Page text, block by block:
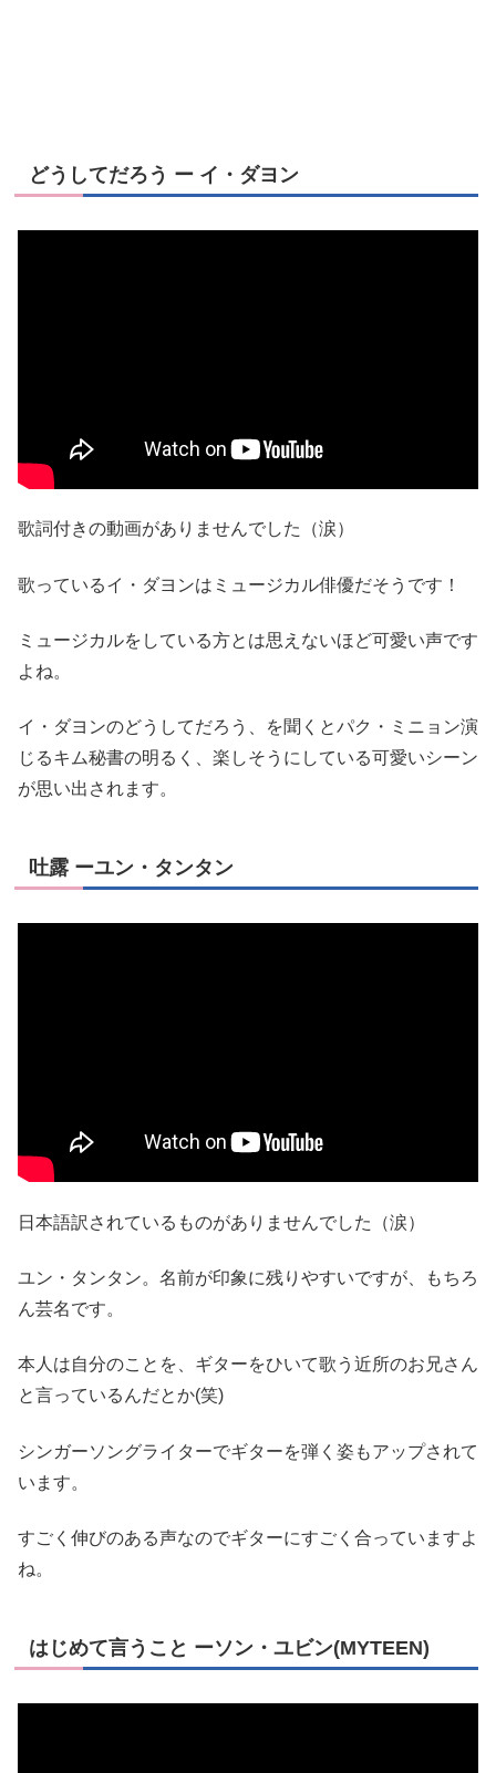
どうしてだろう ー イ・ダヨン
歌詞付きの動画がありませんでした（涙）
歌っているイ・ダヨンはミュージカル俳優だそうです！
ミュージカルをしている方とは思えないほど可愛い声です
よね。
イ・ダヨンのどうしてだろう、を聞くとパク・ミニョン演
じるキム秘書の明るく、楽しそうにしている可愛いシーン
が思い出されます。
吐露 ーユン・タンタン
日本語訳されているものがありませんでした（涙）
ユン・タンタン。名前が印象に残りやすいですが、もちろ
ん芸名です。
本人は自分のことを、ギターをひいて歌う近所のお兄さん
と言っているんだとか(笑)
シンガーソングライターでギターを弾く姿もアップされて
います。
すごく伸びのある声なのでギターにすごく合っていますよ
ね。
はじめて言うこと ーソン・ユビン(MYTEEN)